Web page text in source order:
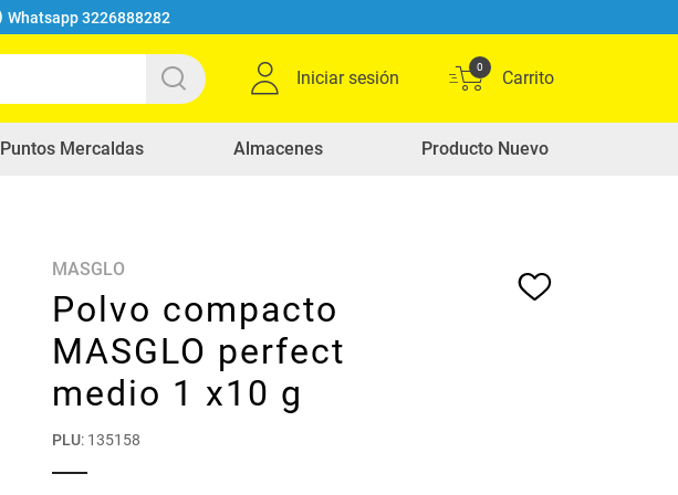
Whatsapp 3226888282
Iniciar sesión
0
Puntos Mercaldas Almacenes Producto Nuevo
MASGLO
Polvo compacto
MASGLO perfect
medio 1 x10 g
PLU: 135158